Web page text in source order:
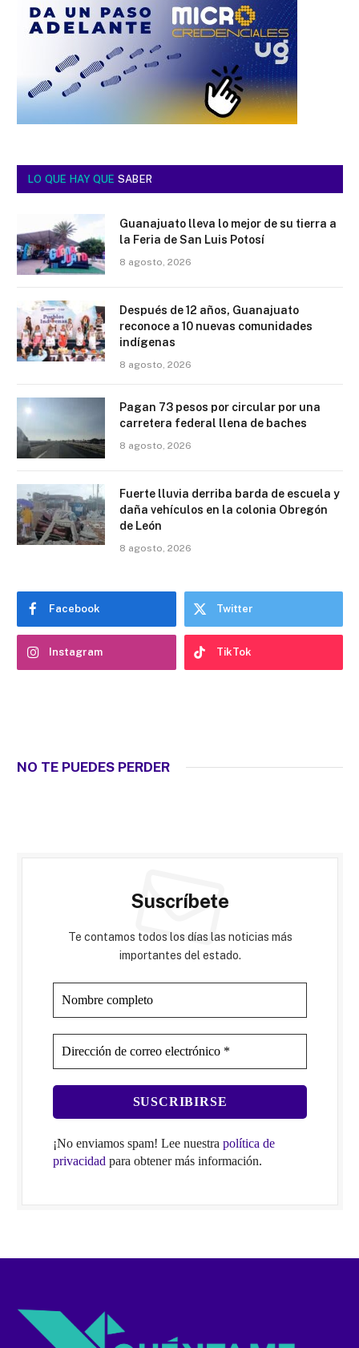
LO QUE HAY QUE SABER
Guanajuato lleva lo mejor de su tierra a
la Feria de San Luis Potosí
8 agosto, 2026
Después de 12 años, Guanajuato
reconoce a 10 nuevas comunidades
indígenas
8 agosto, 2026
Pagan 73 pesos por circular por una
carretera federal llena de baches
8 agosto, 2026
Fuerte lluvia derriba barda de escuela y
daña vehículos en la colonia Obregón
de León
8 agosto, 2026
Facebook Twitter
Instagram TikTok
NO TE PUEDES PERDER
Suscríbete
Te contamos todos los días las noticias más
importantes del estado.
¡No enviamos spam! Lee nuestra política de
privacidad para obtener más información.